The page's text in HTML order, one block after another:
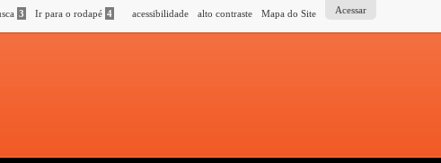
rodapé4 acessibilidade alto contraste Mapa do Site Acessar